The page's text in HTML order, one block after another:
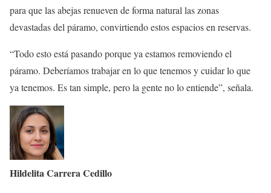
para que las abejas renueven de forma natural las zonas
devastadas del páramo, convirtiendo estos espacios en reservas.
“Todo esto está pasando porque ya estamos removiendo el
páramo. Deberíamos trabajar en lo que tenemos y cuidar lo que
ya tenemos. Es tan simple, pero la gente no lo entiende”, señala.
Hildelita Carrera Cedillo